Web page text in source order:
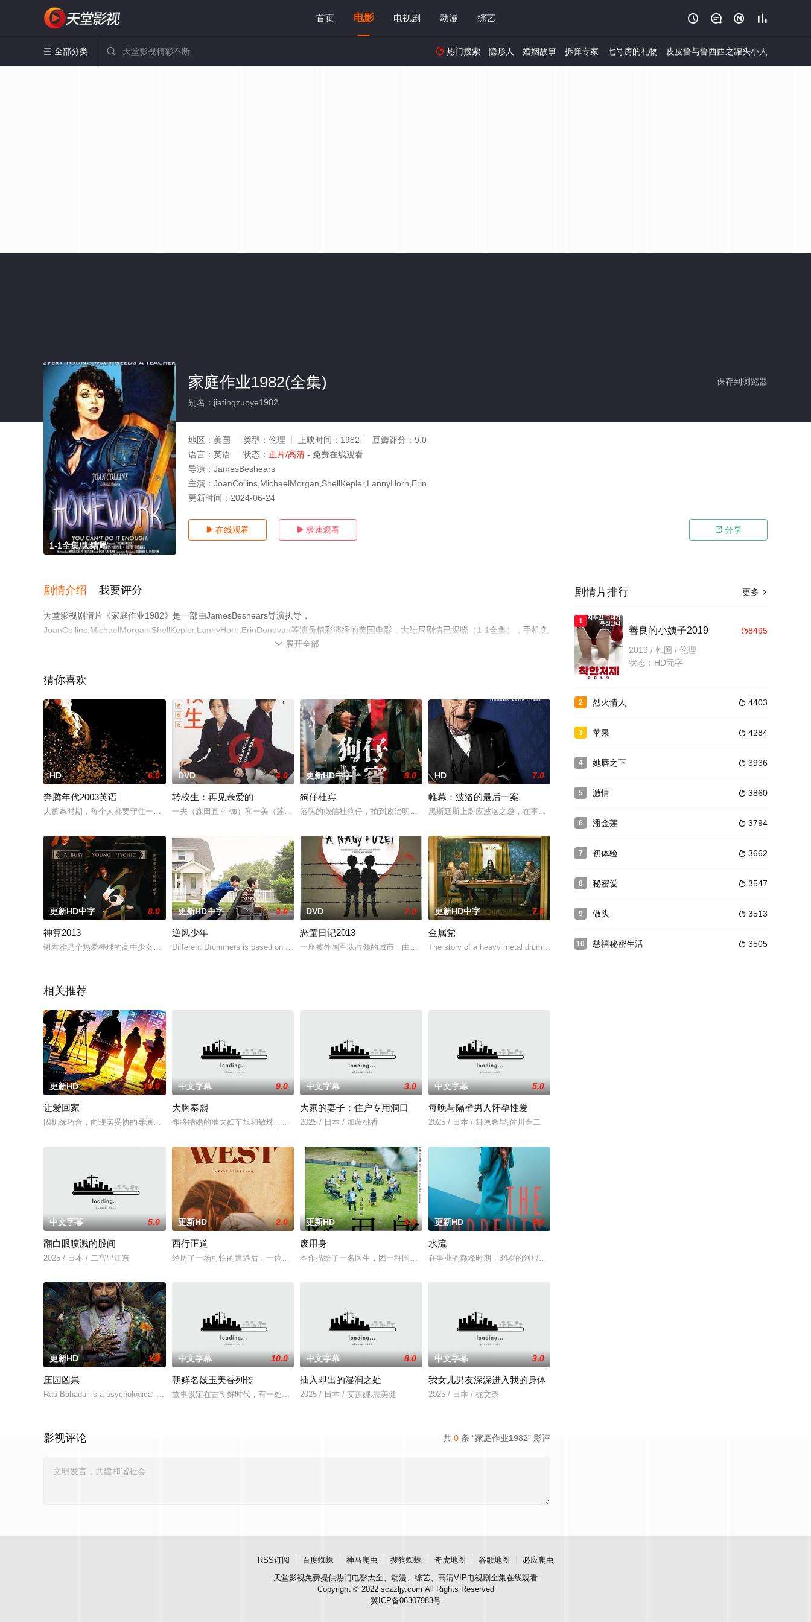
首页 电影 电视剧 动漫 综艺    
 全部分类   热门搜索 隐形人 婚姻故事 拆弹专家 七号房的礼物 皮皮鲁与鲁西西之罐头小人
1-1全集/大结局
保存到浏览器
家庭作业1982(全集)
别名：jiatingzuoye1982
地区： 美国 类型： 伦理 上映时间： 1982 豆瓣评分： 9.0
语言： 英语 状态： 正片/高清 - 免费在线观看
导演： JamesBeshears
主演： JoanCollins,MichaelMorgan,ShellKepler,LannyHorn,Erin
更新时间： 2024-06-24
 在线观看  极速观看  分享
剧情介绍 我要评分
天堂影视剧情片《家庭作业1982》是一部由JamesBeshears导演执导，
JoanCollins,MichaelMorgan,ShellKepler,LannyHorn,ErinDonovan等演员精彩演绎的美国电影，大结局剧情已揭晓（1-1全集），手机免
费观看高清未删减完整版电影大全就上天堂电影网，更多相关信息可移步至豆瓣电影、电视猫或剧情网等平台了解。
 展开全部
猜你喜欢
HD 6.0
奔腾年代2003英语
大萧条时期，每个人都要守住一个梦想，以此来度过最黑暗的时光，生活失意的汽车制造商查尔斯•霍华德（杰夫•布里吉斯 Jeff Br
DVD 4.0
转校生：再见亲爱的
一夫（森田直幸 饰）和一美（莲佛美沙子 饰）是青梅竹马的好友，感情十分要好的两人曾经许下过结为连理的纯洁诺言。之后，因为种种意
更新HD中字 8.0
狗仔杜宾
落魄的徵信社狗仔，拍到政治明星的緋聞照片。以為是得以翻身的救贖，卻捲入黑白兩道追殺角力。
HD 7.0
帷幕：波洛的最后一案
黑斯廷斯上尉应波洛之邀，在事隔多年后回到了现已是乡间旅馆的斯泰尔斯庄园——这对老朋友初次相遇并共
更新HD中字 8.0
神算2013
谢君雅是个热爱棒球的高中少女，因天生阴阳眼而不堪其扰。去道场修行不但没获改善，反倒信众不停上门求诊。灵媒工作让君雅没了时间练球
更新HD中字 3.0
逆风少年
Different Drummers is based on a true story about two unusual b
DVD 7.0
恶童日记2013
一座被外国军队占领的城市，由于粮食短缺，人民生活艰难困苦，一位年轻妇女只好带着双胞胎儿子们投靠住在乡间的母亲。这位“外婆”不仅
更新HD中字 7.0
金属党
The story of a heavy metal drummer who blows his eardrums out a
相关推荐
更新HD 10.0
让爱回家
因机缘巧合，向现实妥协的导演朱达仁萌生拍一部《河南人在北京》电影的念头，在说服主编姚松、老乡韩战、二房东杨小强加入后，一路曲折
中文字幕 9.0
大胸泰熙
即将结婚的准夫妇车旭和敏珠，车旭向职场后辈龙宇夫妇建议来一场情侣旅行，龙宇妻子志娟虽然不喜欢这种不方便的旅行，但因为是龙宇的上
中文字幕 3.0
大家的妻子：住户专用洞口
2025 / 日本 / 加藤桃香
中文字幕 5.0
每晚与隔壁男人怀孕性爱
2025 / 日本 / 舞原希里,佐川金二
中文字幕 5.0
翻白眼喷溅的股间
2025 / 日本 / 二宫里江奈
更新HD 2.0
西行正道
经历了一场可怕的遭遇后，一位小镇女子向疏远的哥哥借了钱，独自一人踏上穿越西德克萨斯州的旅程，寻求紧急医疗救助。一路上，她既遭遇
更新HD 8.0
废用身
本作描绘了一名医生，因一种围绕“废用身”——因瘫痪等原因已无恢复可能的四肢——的治疗方法，而一步步踏入在追求理想的理性与疯狂之
更新HD 9.0
水流
在事业的巅峰时期，34岁的阿根廷造型师丽娜在瑞士的一场颁奖典礼后，被一种突如其来的冲动驱使。回到布
更新HD 1.0
庄园凶祟
Rao Bahadur is a psychological drama set against the backdrop o
中文字幕 10.0
朝鲜名妓玉美香列传
故事设定在古朝鲜时代，有一处著名妓院叫做玉美香，当时各种大小官员乃至普通百姓都会光顾此地，妓院中一个名妓玉美，深得许多男人喜欢
中文字幕 8.0
插入即出的湿润之处
2025 / 日本 / 艾莲娜,志美健
中文字幕 3.0
我女儿男友深深进入我的身体
2025 / 日本 / 梶文奈
共 0 条 “家庭作业1982” 影评
影视评论
更多 
剧情片排行
1
8495
善良的小姨子2019
2019 / 韩国 / 伦理
状态：HD无字
2  4403
烈火情人
3  4284
苹果
4  3936
她唇之下
5  3860
激情
6  3794
潘金莲
7  3662
初体验
8  3547
秘密爱
9  3513
做头
10  3505
慈禧秘密生活
RSS订阅 百度蜘蛛 神马爬虫 搜狗蜘蛛 奇虎地图 谷歌地图
必应爬虫
天堂影视免费提供热门电影大全、动漫、综艺、高清VIP电视剧全集在线观看
Copyright © 2022 sczzljy.com All Rights Reserved
冀ICP备06307983号